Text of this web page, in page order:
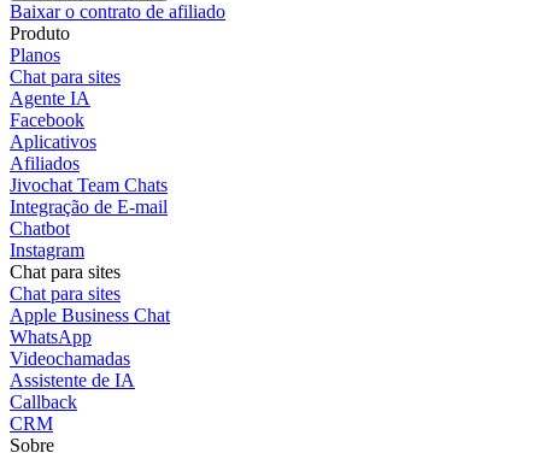
Baixar o contrato de afiliado
Produto
Planos
Chat para sites
Agente IA
Facebook
Aplicativos
Afiliados
Jivochat Team Chats
Integração de E-mail
Chatbot
Instagram
Chat para sites
Chat para sites
Apple Business Chat
WhatsApp
Videochamadas
Assistente de IA
Callback
CRM
Sobre